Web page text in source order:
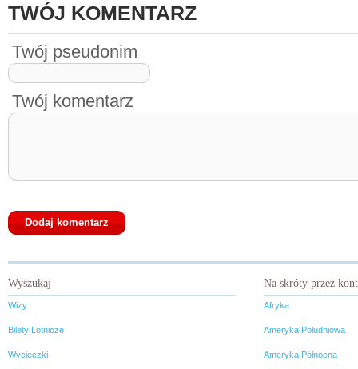
TWÓJ KOMENTARZ
Twój pseudonim
Twój komentarz
Wyszukaj
Wizy
Bilety Lotnicze
Wycieczki
Na skróty przez
Afryka
Ameryka Południowa
Ameryka Północna